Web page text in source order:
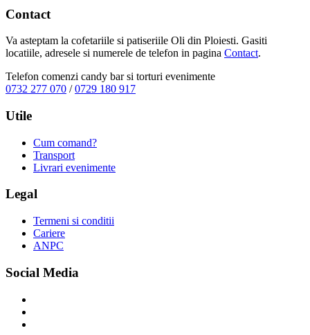
Contact
Va asteptam la cofetariile si patiseriile Oli din Ploiesti. Gasiti
locatiile, adresele si numerele de telefon in pagina Contact.
Telefon comenzi candy bar si torturi evenimente
0732 277 070 /0729 180 917
Utile
Cum comand?
Transport
Livrari evenimente
Legal
Termeni si conditii
Cariere
ANPC
Social Media